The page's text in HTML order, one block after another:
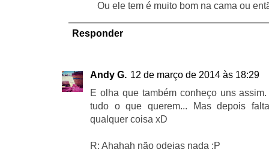
Ou ele tem é muito bom na cama ou
Responder
Andy G. 12 de março de 2014 às 18:29
E olha que também conheço uns
tudo o que querem... Mas depois
qualquer coisa xD
R: Ahahah não odeias nada :P